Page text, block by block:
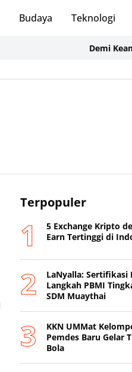
Budaya Teknologi
Demi Keamanan
Terpopuler
5 Exchange Kripto
Earn Tertinggi di
LaNyalla: Sertifikasi
Langkah PBMI
SDM Muaythai
KKN UMMat
Pemdes Baru Gelar
Bola